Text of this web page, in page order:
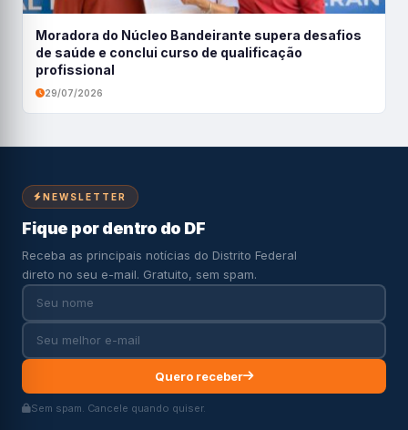
Moradora do Núcleo Bandeirante supera desafios
de saúde e conclui curso de qualificação
profissional
29/07/2026
NEWSLETTER
Fique por dentro do DF
Receba as principais notícias do Distrito Federal
direto no seu e-mail. Gratuito, sem spam.
Quero receber
Sem spam. Cancele quando quiser.